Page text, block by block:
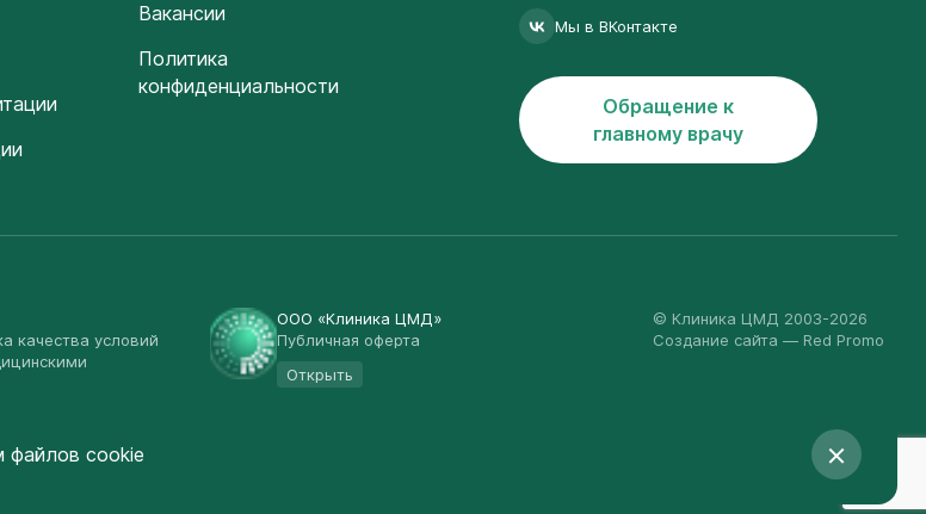
Вакансии
Политика
конфиденциальности
Мы в ВКонтакте
Обращение к
главному врачу
качества условий
ООО «Клиника ЦМД»
Публичная оферта
Открыть
© Клиника ЦМД 2003-2026
Создание сайта — Red Promo
файлов cookie